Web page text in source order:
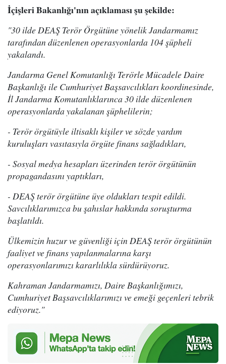
İçişleri Bakanlığı'nın açıklaması şu şekilde:
"30 ilde DEAŞ Terör Örgütüne yönelik Jandarmamız
tarafından düzenlenen operasyonlarda 104 şüpheli
yakalandı.
Jandarma Genel Komutanlığı Terörle Mücadele Daire
Başkanlığı ile Cumhuriyet Başsavcılıkları koordinesinde,
İl Jandarma Komutanlıklarınca 30 ilde düzenlenen
operasyonlarda yakalanan şüphelilerin;
- Terör örgütüyle iltisaklı kişiler ve sözde yardım
kuruluşları vasıtasıyla örgüte finans sağladıkları,
- Sosyal medya hesapları üzerinden terör örgütünün
propagandasını yaptıkları,
- DEAŞ terör örgütüne üye oldukları tespit edildi.
Savcılıklarımızca bu şahıslar hakkında soruşturma
başlatıldı.
Ülkemizin huzur ve güvenliği için DEAŞ terör örgütünün
faaliyet ve finans yapılanmalarına karşı
operasyonlarımızı kararlılıkla sürdürüyoruz.
Kahraman Jandarmamızı, Daire Başkanlığımızı,
Cumhuriyet Başsavcılıklarımızı ve emeği geçenleri tebrik
ediyoruz."